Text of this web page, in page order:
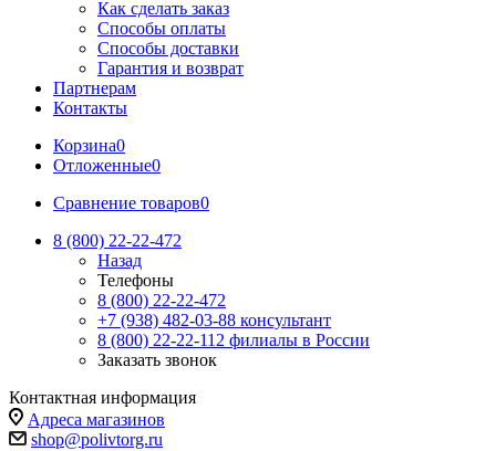
Как сделать заказ
Способы оплаты
Способы доставки
Гарантия и возврат
Партнерам
Контакты
Корзина0
Отложенные0
Сравнение товаров0
8 (800) 22-22-472
Назад
Телефоны
8 (800) 22-22-472
+7 (938) 482-03-88 консультант
8 (800) 22-22-112 филиалы в России
Заказать звонок
Контактная информация
Адреса магазинов
shop@polivtorg.ru